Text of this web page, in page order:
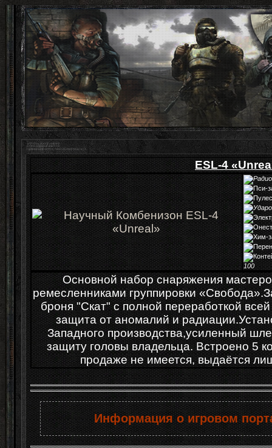
ESL-4
100
Основной набор снаряжения
ремесленниками группировки
броня "Скат" с полной переработкой
защита от аномалий и
Западного производства,усиленный
защиту головы владельца. Встроено 5
продаже не имеется, выдаётся
Информация о игровом